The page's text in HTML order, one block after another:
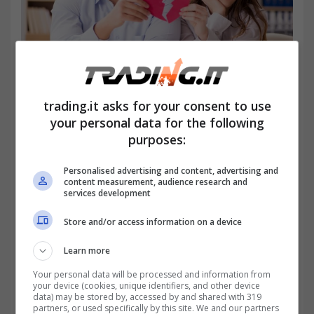
ISEE separati e divorziati: coabitazione o residenza
diversa? (trading.it)
trading.it asks for your consent to use
your personal data for the following
purposes:
Personalised advertising and content, advertising and
content measurement, audience research and
services development
Store and/or access information on a device
Learn more
Your personal data will be processed and information from
your device (cookies, unique identifiers, and other device
data) may be stored by, accessed by and shared with 319
partners, or used specifically by this site. We and our partners